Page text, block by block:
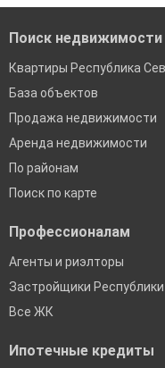
Поиск недвижимости
Квартиры Республика
База объектов
Продажа недвижимости
Аренда недвижимости
По районам
Поиск по карте
Профессионалам
Агенты и риэлторы
Застройщики
Все ЖК
Ипотечные кредиты